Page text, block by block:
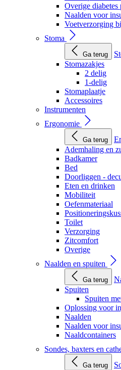
Overige diabetes
Naalden voor
Voetverzorging
Stoma
Ga terug
Stomazakjes
2 delig
1-delig
Stomaplaatje
Accessoires
Instrumenten
Ergonomie
Ga terug
Ademhaling en
Badkamer
Bed
Doorliggen -
Eten en drinken
Mobiliteit
Oefenmateriaal
Toilet
Verzorging
Zitcomfort
Overige
Naalden en spuiten
Ga terug
Spuiten
Spuiten
Oplossing voor
Naalden
Naalden voor
Naaldcontainers
Sondes, baxters en
Ga terug